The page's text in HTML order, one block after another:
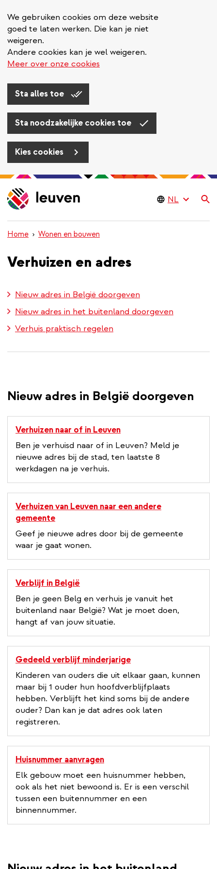
We gebruiken cookies om deze website
goed te laten werken. Die kan je niet
weigeren.
Andere cookies kan je wel weigeren.
Meer over onze cookies
Sta alles toe
Sta noodzakelijke cookies toe
Kies cookies
Overslaan
en
naar
inhoud
gaan
Home Wonen en bouwen
Verhuizen en adres
Nieuw adres in België doorgeven
Nieuw adres in het buitenland doorgeven
Verhuis praktisch regelen
Nieuw adres in België doorgeven
Verhuizen naar of in Leuven
Ben je verhuisd naar of in Leuven? Meld je
nieuwe adres bij de stad, ten laatste 8
werkdagen na je verhuis.
Verhuizen van Leuven naar een andere
gemeente
Geef je nieuwe adres door bij de gemeente
waar je gaat wonen.
Verblijf in België
Ben je geen Belg en verhuis je vanuit het
buitenland naar België? Wat je moet doen,
hangt af van jouw situatie.
Gedeeld verblijf minderjarige
Kinderen van ouders die uit elkaar gaan, kunnen
maar bij 1 ouder hun hoofdverblijfplaats
hebben. Verblijft het kind soms bij de andere
ouder? Dan kan je dat adres ook laten
registreren.
Huisnummer aanvragen
Elk gebouw moet een huisnummer hebben,
ook als het niet bewoond is. Er is een verschil
tussen een buitennummer en een
binnennummer.